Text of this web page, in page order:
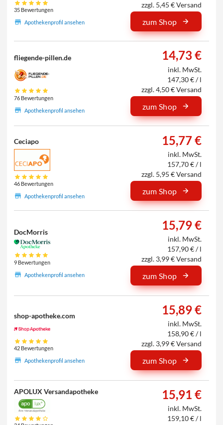
35 Bewertungen
Apothekenprofil ansehen
zzgl. 5,45 € Versand
zum Shop
fliegende-pillen.de
76 Bewertungen
Apothekenprofil ansehen
14,73 €
inkl. MwSt.
147,30 € / l
zzgl. 4,50 € Versand
zum Shop
Ceciapo
46 Bewertungen
Apothekenprofil ansehen
15,77 €
inkl. MwSt.
157,70 € / l
zzgl. 5,95 € Versand
zum Shop
DocMorris
9 Bewertungen
Apothekenprofil ansehen
15,79 €
inkl. MwSt.
157,90 € / l
zzgl. 3,99 € Versand
zum Shop
shop-apotheke.com
42 Bewertungen
Apothekenprofil ansehen
15,89 €
inkl. MwSt.
158,90 € / l
zzgl. 3,99 € Versand
zum Shop
APOLUX Versandapotheke 15,91 €
inkl. MwSt.
159,10 € / l